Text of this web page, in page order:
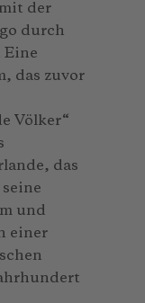
der
durch
Eine
das zuvor
Völker“
das
und
einer